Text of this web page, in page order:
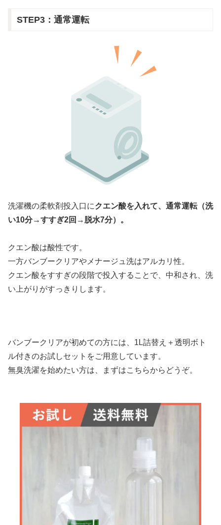
STEP3：通常運転
洗濯機の柔軟剤投入口にクエン酸を入れて、通常運転（洗
い10分→すすぎ2回→脱水7分）。
クエン酸は酸性です。
一方バンブークリアやメナージュ洗はアルカリ性。
クエン酸をすすぎの段階で投入することで、中和され、洗
い上がりがすっきりします。
バンブークリアが初めての方には、1L詰替え＋透明ボト
ル付きのお試しセットをご用意しています。
無臭洗濯を始めたい方は、まずはこちらからどうぞ。